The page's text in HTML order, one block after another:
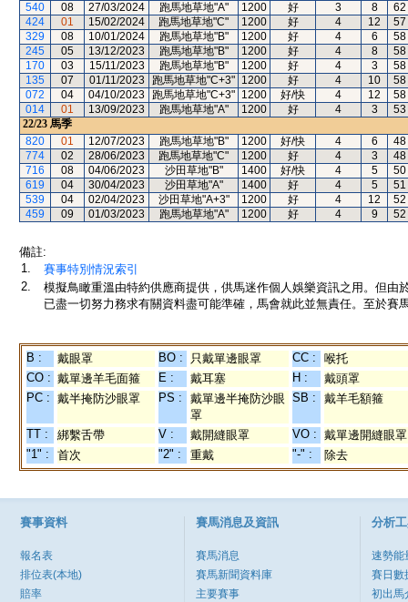
540
08 27/03/2024 跑馬地草地"A" 1200 好 3 8
62
424
01 15/02/2024 跑馬地草地"C" 1200 好 4 12
57
329
08 10/01/2024 跑馬地草地"B" 1200 好 4 6
58
245
05 13/12/2023 跑馬地草地"B" 1200 好 4 8
58
170
03 15/11/2023 跑馬地草地"B" 1200 好 4 3
58
135
07 01/11/2023 跑馬地草地"C+3" 1200 好 4 10
58
072
04 04/10/2023 跑馬地草地"C+3" 1200 好/快 4 12
58
014
01 13/09/2023 跑馬地草地"A" 1200 好 4 3
53
22/23 馬季
820
01 12/07/2023 跑馬地草地"B" 1200 好/快 4 6
48
774
02 28/06/2023 跑馬地草地"C" 1200 好 4 3
48
716
08 04/06/2023 沙田草地"B" 1400 好/快 4 5
50
619
04 30/04/2023 沙田草地"A" 1400 好 4 5
51
539
04 02/04/2023 沙田草地"A+3" 1200 好 4 12
52
459
09 01/03/2023 跑馬地草地"A" 1200 好 4 9 52
備註:
1.
賽事特別情況索引
2.
模擬鳥瞰重溫由特約供應商提供，供馬迷作個人娛樂資訊之用。但
已盡一切努力務求有關資料盡可能準確，馬會就此並無責任。至於賽
B : 戴眼罩 BO : 只戴單邊眼罩 CC :
喉托
CO : 戴單邊羊毛面箍 E : 戴耳塞 H :
戴頭罩
PC : 戴半掩防沙眼罩 PS :
戴單邊半掩防沙眼
罩
SB : 戴羊毛額箍
TT : 綁繫舌帶 V : 戴開縫眼罩 VO : 戴單邊開縫眼罩
"1" :
首次 "2" : 重戴 "-" : 除去
賽事資料
報名表
排位表(本地)
賠率
賽馬消息及資訊
賽馬消息
賽馬新聞資料庫
主要賽事
分析
速勢能
賽日數
初出馬